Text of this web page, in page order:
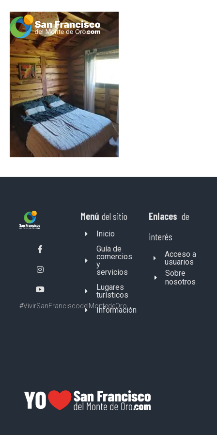
#VivirSanFranciscodelMontedeOro
Menú del sitio
Inicio
Guía de
comercios
y
servicios
Lugares
turísticos
Información
Enlaces de
interés
Acceso a
usuarios
Sobre
nosotros